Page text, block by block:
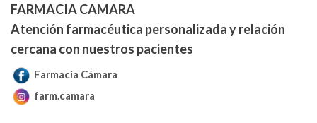
FARMACIA CAMARA
Atención farmacéutica personalizada y relación
cercana con nuestros pacientes
Farmacia Cámara
farm.camara